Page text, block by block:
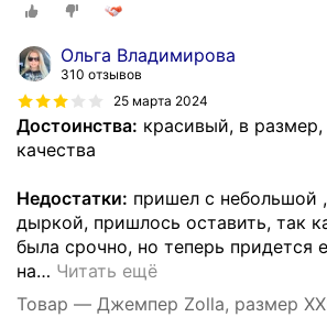
Ольга Владимирова
310 отзывов
25 марта 2024
Достоинства: красивый, в
качества
Недостатки: пришел с небольшой
дыркой, пришлось оставить, так
была срочно, но теперь придется
на… Читать ещё
Товар — Джемпер Zolla, размер